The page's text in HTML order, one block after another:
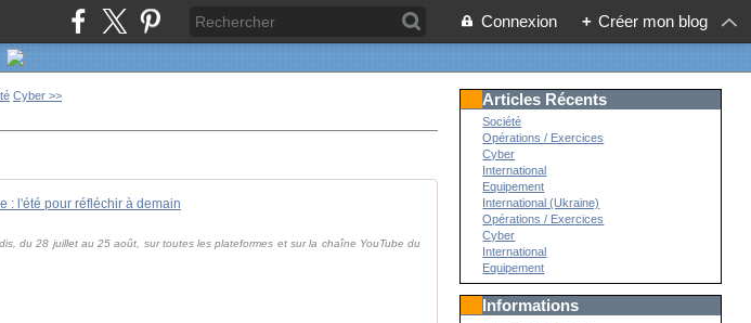
Connexion + Créer mon blog
Cyber >>
: l'été pour réfléchir à demain
du 28 juillet au 25 août, sur toutes les plateformes et sur la chaîne YouTube du
Articles Récents
Société
Opérations / Exercices
Cyber
International
Equipement
International (Ukraine)
Opérations / Exercices
Cyber
International
Equipement
Informations